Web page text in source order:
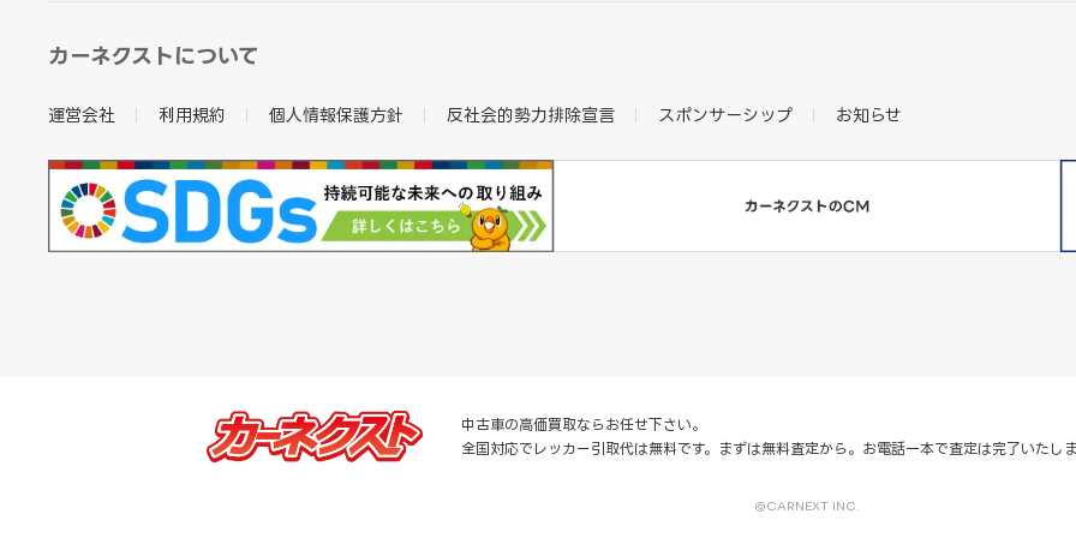
カーネクストについて
運営会社 利用規約 個人情報保護方針 反社会的勢力排除宣言 スポンサーシップ お知らせ
中古車の高価買取ならお任せ下さい。
全国対応でレッカー引取代は無料です。まずは無料査定から。お電話一本で査定は完了いたし
©CARNEXT INC.